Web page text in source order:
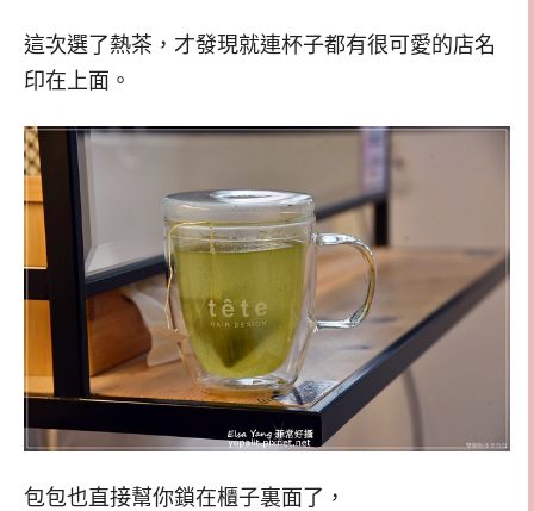
這次選了熱茶，才發現就連杯子都有很可愛的店名
印在上面。
包包也直接幫你鎖在櫃子裏面了，